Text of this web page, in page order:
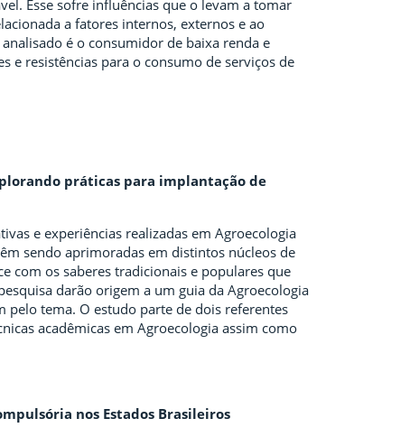
Esse sofre influências que o levam a tomar
a fatores internos, externos e ao
é o consumidor de baixa renda e
e resistências para o consumo de serviços de
práticas para implantação de
e experiências realizadas em Agroecologia
sendo aprimoradas em distintos núcleos de
com os saberes tradicionais e populares que
darão origem a um guia da Agroecologia
pelo tema. O estudo parte de dois referentes
acadêmicas em Agroecologia assim como
nos Estados Brasileiros